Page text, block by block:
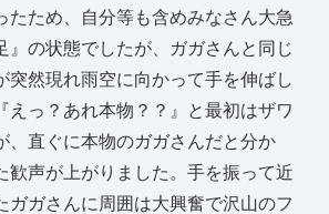
たため、自分等も含めみなさん大急
』の状態でしたが、ガガさんと同じ
突然現れ雨空に向かって手を伸ばし
えっ？あれ本物？？』と最初はザワ
、直ぐに本物のガガさんだと分か
歓声が上がりました。手を振って近
ガガさんに周囲は大興奮で沢山のフ